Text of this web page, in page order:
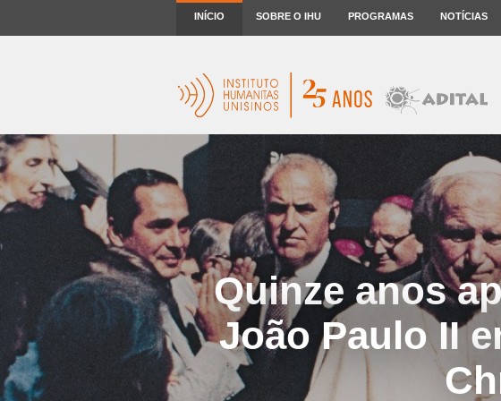
INÍCIO SOBRE O IHU PROGRAMAS NOTÍCIAS
Quinze anos
João Paulo II